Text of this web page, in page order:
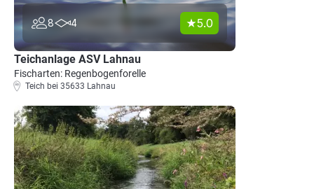
8 4 5.0
Teichanlage ASV Lahnau
Fischarten: Regenbogenforelle
Teich bei 35633 Lahnau